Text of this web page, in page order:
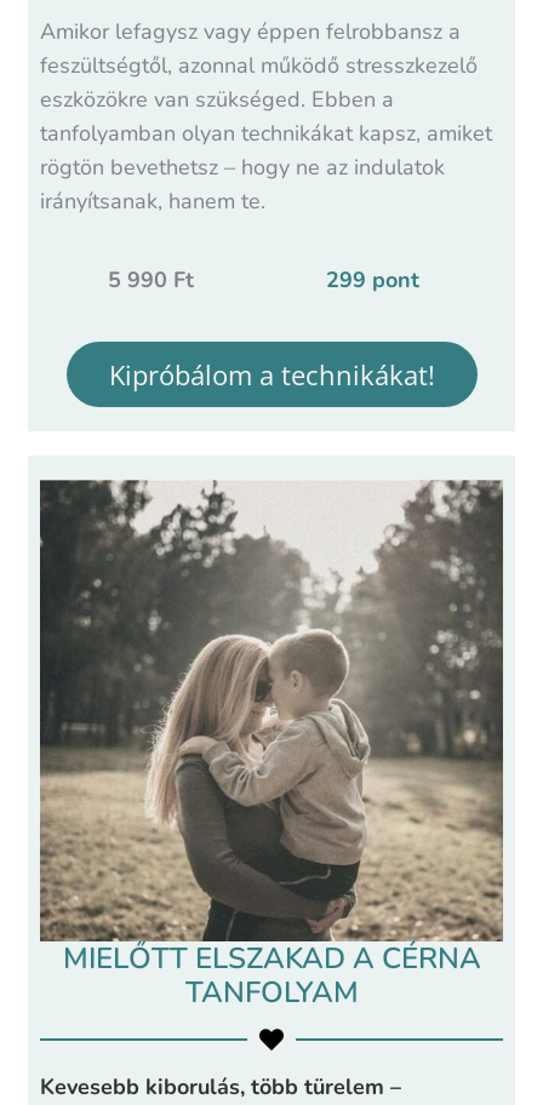
Amikor lefagysz vagy éppen felrobbansz a
feszültségtől, azonnal működő stresszkezelő
eszközökre van szükséged. Ebben a
tanfolyamban olyan technikákat kapsz, amiket
rögtön bevethetsz – hogy ne az indulatok
irányítsanak, hanem te.
5 990 Ft 299 pont
Kipróbálom a technikákat!
MIELŐTT ELSZAKAD A CÉRNA
TANFOLYAM
Kevesebb kiborulás, több türelem –